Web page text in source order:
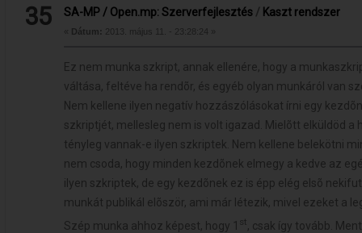
35 SA-MP / Open.mp: Szerverfejlesztés / Kaszt rendszer
« Dátum: 2013. május 11. - 23:28:24 »
Ez nem munka szkript, annak ellenére, hogy a
váltása, feltéve ha rendõr, és egyéb olyan munkáról van
Nem kellene ilyen negatív hozzászólásokat írni egy
szkriptjét, mellesleg nem is volt igazad. Mielõtt elküldöd
tényleg vannak-e ilyen szkriptek. Nem kellene belekötni
nem csoda, hogy minden kezdõnek elmegy a kedve az
ilyen szkriptek, de egy kezdõnek ez is épp elég elsõ
munkát publikál elõször, ami már létezik, mivel ezeket a
Szép munka ahhoz képest, hogy 1 st , csak így tovább.